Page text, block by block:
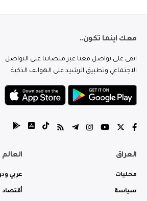
معك اينما تكون..
ابقى على تواصل معنا عبر منصاتنا على التواصل
الاجتماعي وتطبيق الرشيد على الهواتف الذكية.
العراق
محليات
سياسة
العالم
عربي
أقتصاد